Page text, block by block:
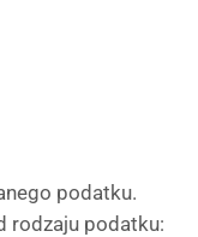
podatku.
rodzaju podatku: